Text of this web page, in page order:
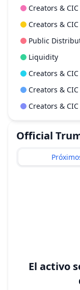
Creators &
Creators &
Public
Liquidity
Creators &
Creators &
Creators &
Official
El activo